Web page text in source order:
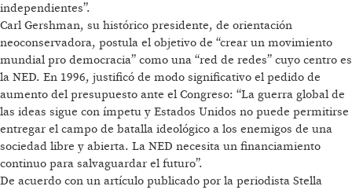
independientes”.
Carl Gershman, su histórico presidente, de orientación
neoconservadora, postula el objetivo de “crear un movimiento
mundial pro democracia” como una “red de redes” cuyo centro es
la NED. En 1996, justificó de modo significativo el pedido de
aumento del presupuesto ante el Congreso: “La guerra global de
las ideas sigue con ímpetu y Estados Unidos no puede permitirse
entregar el campo de batalla ideológico a los enemigos de una
sociedad libre y abierta. La NED necesita un financiamiento
continuo para salvaguardar el futuro”.
De acuerdo con un artículo publicado por la periodista Stella